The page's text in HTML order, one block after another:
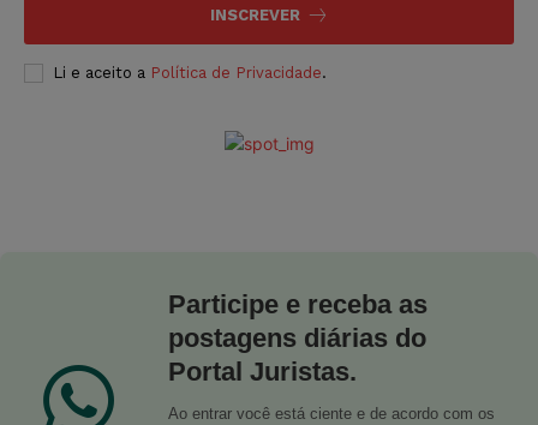
INSCREVER
Li e aceito a Política de Privacidade.
Participe e receba as
postagens diárias do
Portal Juristas.
Ao entrar você está ciente e de acordo com os